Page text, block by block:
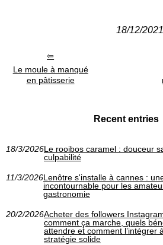
18/12/
Le moule à manqué
en pâtisserie
Recent entries
18/3/2026Le rooibos caramel : douceur
culpabilité
11/3/2026Lenôtre s'installe à cannes :
incontournable pour les
gastronomie
20/2/2026Acheter des followers
comment ça marche, quels
attendre et comment l’intégrer
stratégie solide